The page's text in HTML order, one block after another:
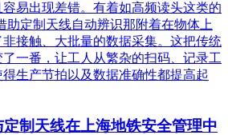
易出现差错。有着如高频读头这类的
助定制天线自动辨识那附着在物体上
接触、大批量的数据采集。这把传统
一番，让工人从繁杂的扫码、记录工
生产节拍以及数据准确性都提高起
制天线在上海地铁安全管理中